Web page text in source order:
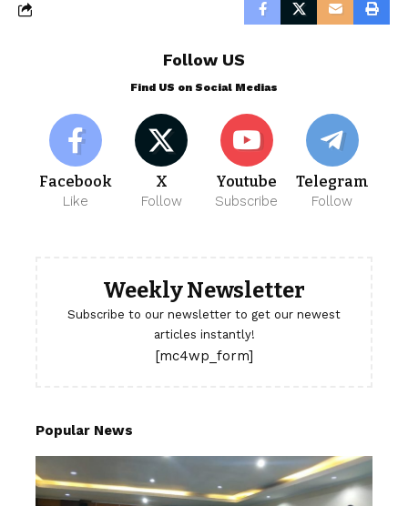
Follow US
Find US on Social Medias
Facebook
Like
X
Follow
Youtube
Subscribe
Telegram
Follow
Weekly Newsletter
Subscribe to our newsletter to get our newest
articles instantly!
[mc4wp_form]
Popular News